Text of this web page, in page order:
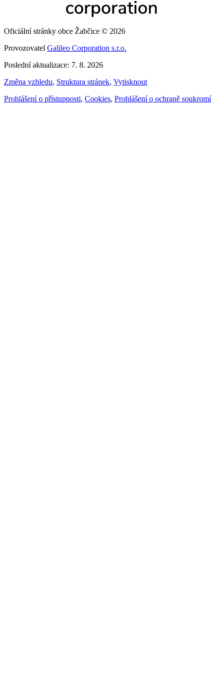
Oficiální stránky obce Žabčice © 2026
Provozovatel Galileo Corporation s.r.o.
Poslední aktualizace: 7. 8. 2026
Změna vzhledu, Struktura stránek, Vytisknout
Prohlášení o přístupnosti, Cookies, Prohlášení o ochraně soukromí